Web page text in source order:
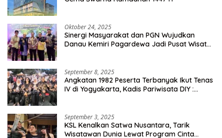
Oktober 24, 2025
Sinergi Masyarakat dan PGN Wujudkan
Danau Kemiri Pagardewa Jadi Pusat Wisata
September 8, 2025
Angkatan 1982 Peserta Terbanyak Ikut Tenas
IV di Yogyakarta, Kadis Pariwisata DIY :
September 3, 2025
KSL Kenalkan Satwa Nusantara, Tarik
Wisatawan Dunia Lewat Program Cinta